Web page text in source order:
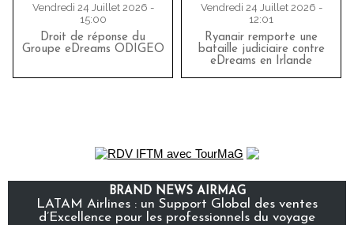
Vendredi 24 Juillet 2026 -
15:00
Droit de réponse du
Groupe eDreams ODIGEO
Vendredi 24 Juillet 2026 -
12:01
Ryanair remporte une
bataille judiciaire contre
eDreams en Irlande
BRAND NEWS AIRMAG
LATAM Airlines : un Support Global des ventes
d’Excellence pour les professionnels du voyage